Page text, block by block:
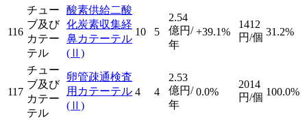
116
チュー
ブ及び
カテー
テル
酸素供給二酸
化炭素収集経
鼻カテーテル
(Ⅱ)
10 5
2.54
億円/
年
+39.1%
1412
円/個 31.2%
117
チュー
ブ及び
カテー
テル
卵管疎通検査
用カテーテル
(Ⅱ)
4 4
2.53
億円/
年
0.0%
2014
円/個 100.0%